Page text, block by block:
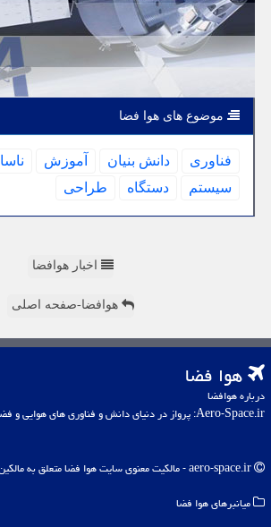
موضوع های هوا فضا
فناوری دانش بنیان آموزش ناسا
سیستم
دستگاه طراحی
اخبار هوافضا
هوافضا-صفحه اصلی
هوا فضا
درباره هوافضا
Aero-Space.ir: پرواز در دنیای دانش و فناوری های هوایی و فضایی، از زمین تا کهکشان
میانبرهای هوا فضا